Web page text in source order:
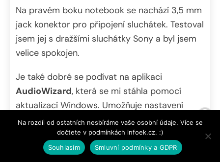
Na pravém boku notebook se nachází 3,5 mm
jack konektor pro připojení sluchátek. Testoval
jsem jej s dražšími sluchátky Sony a byl jsem
velice spokojen.
Je také dobré se podívat na aplikaci
AudioWizard, která se mi stáhla pomocí
aktualizací Windows. Umožňuje nastavení
reproduktorů a lze si nastavit i profily pro
poslech hudby či třeba sledování filmů. Věřím
tomu, že se najdou uživatelé, kteří tuto aplikaci
Na rozdíl od ostatních nesbíráme vaše osobní údaje. Více se
dočtete v podmínkách infoek.cz. :)
Souhlasím
Smluvní podmínky a GDPR